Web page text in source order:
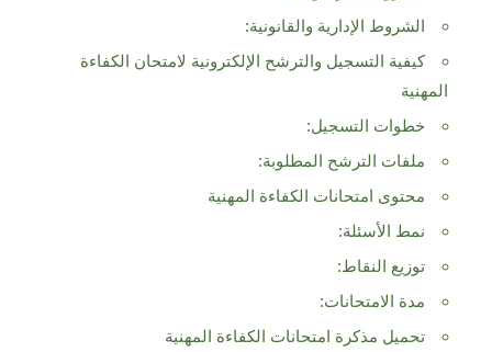
الشروط الإدارية والقانونية:
كيفية التسجيل والترشح الإلكترونية لامتحان الكفاءة
المهنية
خطوات التسجيل:
ملفات الترشح المطلوبة:
محتوى امتحانات الكفاءة المهنية
نمط الأسئلة:
توزيع النقاط:
مدة الامتحانات:
تحميل مذكرة امتحانات الكفاءة المهنية